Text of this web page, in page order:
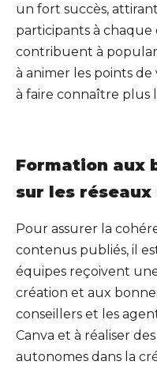
un fort succès,
participants à chaque
contribuent à
à animer les points
à faire connaître plus
Formation aux
sur les réseaux
Pour assurer la
contenus publiés, il
équipes reçoivent
création et aux
conseillers et les
Canva et à réaliser
autonomes dans la